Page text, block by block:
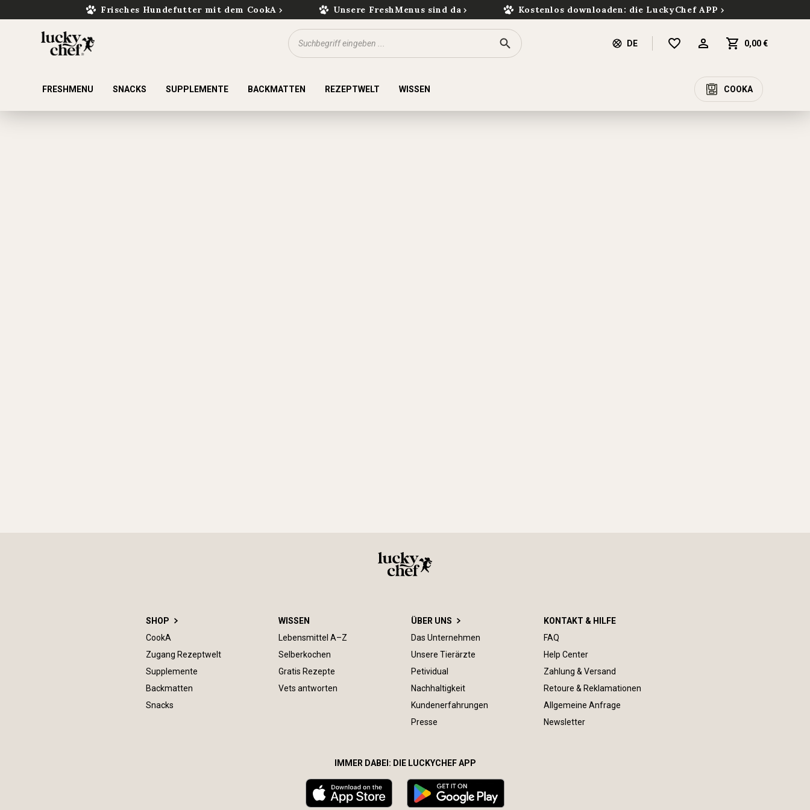
Frisches Hundefutter mit dem CookA Unsere FreshMenus sind da Kostenlos downloaden: die LuckyChef APP
DE 0,00 €
FRESHMENU SNACKS SUPPLEMENTE BACKMATTEN REZEPTWELT COOKA
WISSEN
SHOP
CookA
Zugang Rezeptwelt
Supplemente
Backmatten
Snacks
WISSEN
Lebensmittel A–Z
Selberkochen
Gratis Rezepte
Vets antworten
ÜBER UNS
Das Unternehmen
Unsere Tierärzte
Petividual
Nachhaltigkeit
Kundenerfahrungen
Presse
KONTAKT & HILFE
FAQ
Help Center
Zahlung & Versand
Retoure & Reklamationen
Allgemeine Anfrage
Newsletter
IMMER DABEI: DIE LUCKYCHEF APP